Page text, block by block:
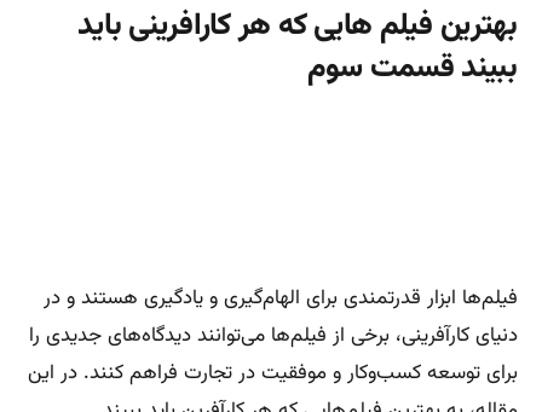
بهترین فیلم هایی که هر کارافرینی باید
ببیند قسمت سوم
فیلم‌ها ابزار قدرتمندی برای الهام‌گیری و یادگیری هستند و در
دنیای کارآفرینی، برخی از فیلم‌ها می‌توانند دیدگاه‌های جدیدی را
برای توسعه کسب‌وکار و موفقیت در تجارت فراهم کنند. در این